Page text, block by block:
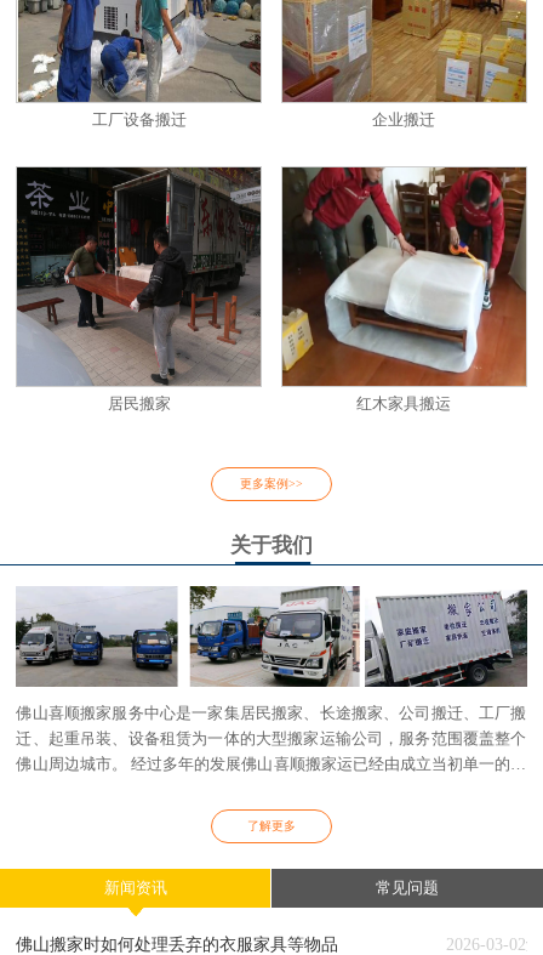
工厂设备搬迁 企业搬迁
居民搬家 红木家具搬运
更多案例>>
关于我们
佛山喜顺搬家服务中心是一家集居民搬家、长途搬家、公司搬迁、工厂搬
迁、起重吊装、设备租赁为一体的大型搬家运输公司，服务范围覆盖整个
佛山周边城市。 经过多年的发展佛山喜顺搬家运已经由成立当初单一的居
了解更多
新闻资讯 常见问题
佛山搬家时如何处理丢弃的衣服家具等物品 2026-03-02